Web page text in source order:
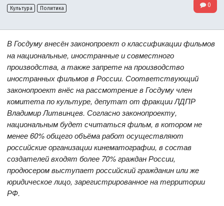
Культура Политика 0
В Госдуму внесён законопроект о классификации фильмов
на национальные, иностранные и совместного
производства, а также запрете на производство
иностранных фильмов в России. Соответствующий
законопроект внёс на рассмотрение в Госдуму член
комитета по культуре, депутат от фракции ЛДПР
Владимир Литвинцев. Согласно законопроекту,
национальным будет считаться фильм, в котором не
менее 60% общего объёма работ осуществляют
российские организации кинематографии, в состав
создателей входят более 70% граждан России,
продюсером выступает российский гражданин или же
юридическое лицо, зарегистрированное на территории
РФ.